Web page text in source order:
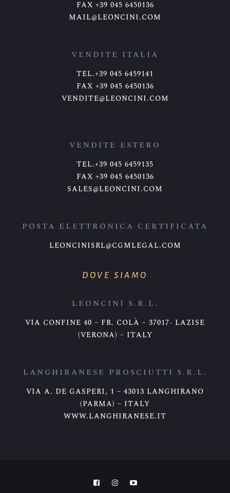
FAX +39 045 6450136
MAIL@LEONCINI.COM
VENDITE ITALIA
TEL.+39 045 6459141
FAX +39 045 6450136
VENDITE@LEONCINI.COM
VENDITE ESTERO
TEL.+39 045 6459135
FAX +39 045 6450136
SALES@LEONCINI.COM
POSTA ELETTRONICA CERTIFICATA
LEONCINISRL@CGMLEGAL.COM
DOVE SIAMO
LEONCINI S.R.L.
VIA CONFINE 40 – FR. COLÀ – 37017- LAZISE
(VERONA) – ITALY
LANGHIRANESE PROSCIUTTI S.R.L.
VIA A. DE GASPERI, 1 – 43013 LANGHIRANO
(PARMA) – ITALY
WWW.LANGHIRANESE.IT